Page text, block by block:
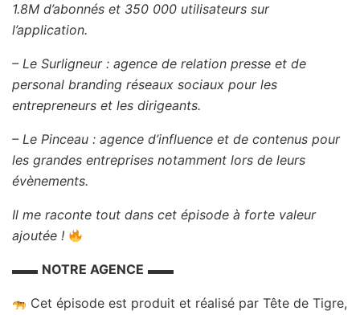
1.8M d’abonnés et 350 000 utilisateurs sur
l’application.
– Le Surligneur : agence de relation presse et de
personal branding réseaux sociaux pour les
entrepreneurs et les dirigeants.
– Le Pinceau : agence d’influence et de contenus pour
les grandes entreprises notamment lors de leurs
évènements.
Il me raconte tout dans cet épisode à forte valeur
ajoutée !
▬▬ NOTRE AGENCE ▬▬
Cet épisode est produit et réalisé par Tête de Tigre,